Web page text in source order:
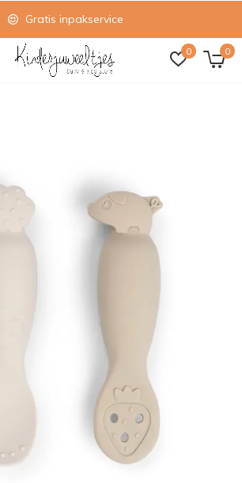
0 0
Gratis inpakservice